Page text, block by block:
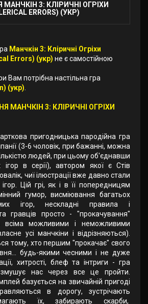
3: КЛІРИЧНІ ОГРІХИ
ERRORS) (УКР)
Манчкін 3: Кліричні Огріхи
Errors) (укр) не є самостійною
Вам потрібна настільна гра
(укр)
МАНЧКІН 3: КЛІРИЧНІ ОГРІХИ
пригодницька пародійна гра
(3-6 чоловік, при бажанні, можна
людей, при цьому об'єднавши
ігор в серії), автором якої є Стів
чиї ілюстрації вже давно стали
Цій грі, як і в її попередницям
гумор, висміювання багатьох
ігор, нескладні правила і
гравців просто - "прокачування"
всіма можливими і неможливими
усі манчкіни і відрізняються).
тому, хто першим "прокачає" свого
будь-якими чесними і не дуже
хитрості, блеф та інтриги - гра
нас через все це пройти.
базується на звичайній пригоді
в дорогу, зустрічають
їх, забирають скарби,